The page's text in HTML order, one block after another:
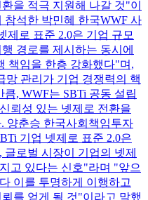
을 적극 지원해 나갈 것"이
참석한 박민혜 한국WWF 사
제로 표준 2.0은 기업 규모
경로를 제시하는 동시에
책임을 한층 강화했다"며,
망 관리가 기업 경쟁력의 핵
, WWF는 SBTi 공동 설립
뢰성 있는 넷제로 전환을
양춘승 한국사회책임투자
기업 넷제로 표준 2.0은
로벌 시장이 기업의 넷제
고 있다는 신호"라며 "앞으
이를 투명하게 이행하고
를 얻게 될 것"이라고 말했